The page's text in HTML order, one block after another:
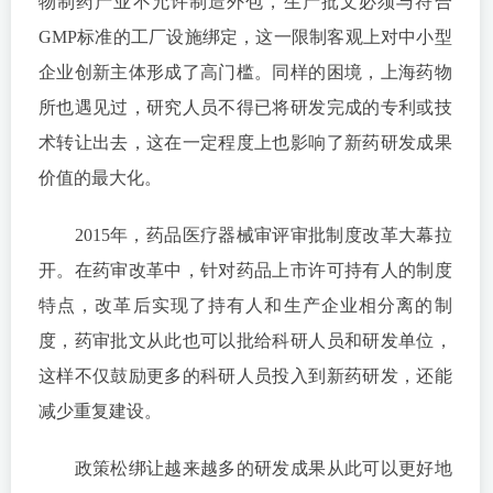
GMP标准的工厂设施绑定，这一限制客观上对中小型
企业创新主体形成了高门槛。同样的困境，上海药物
所也遇见过，研究人员不得已将研发完成的专利或技
术转让出去，这在一定程度上也影响了新药研发成果
价值的最大化。
2015年，药品医疗器械审评审批制度改革大幕拉
开。在药审改革中，针对药品上市许可持有人的制度
特点，改革后实现了持有人和生产企业相分离的制
度，药审批文从此也可以批给科研人员和研发单位，
这样不仅鼓励更多的科研人员投入到新药研发，还能
减少重复建设。
政策松绑让越来越多的研发成果从此可以更好地